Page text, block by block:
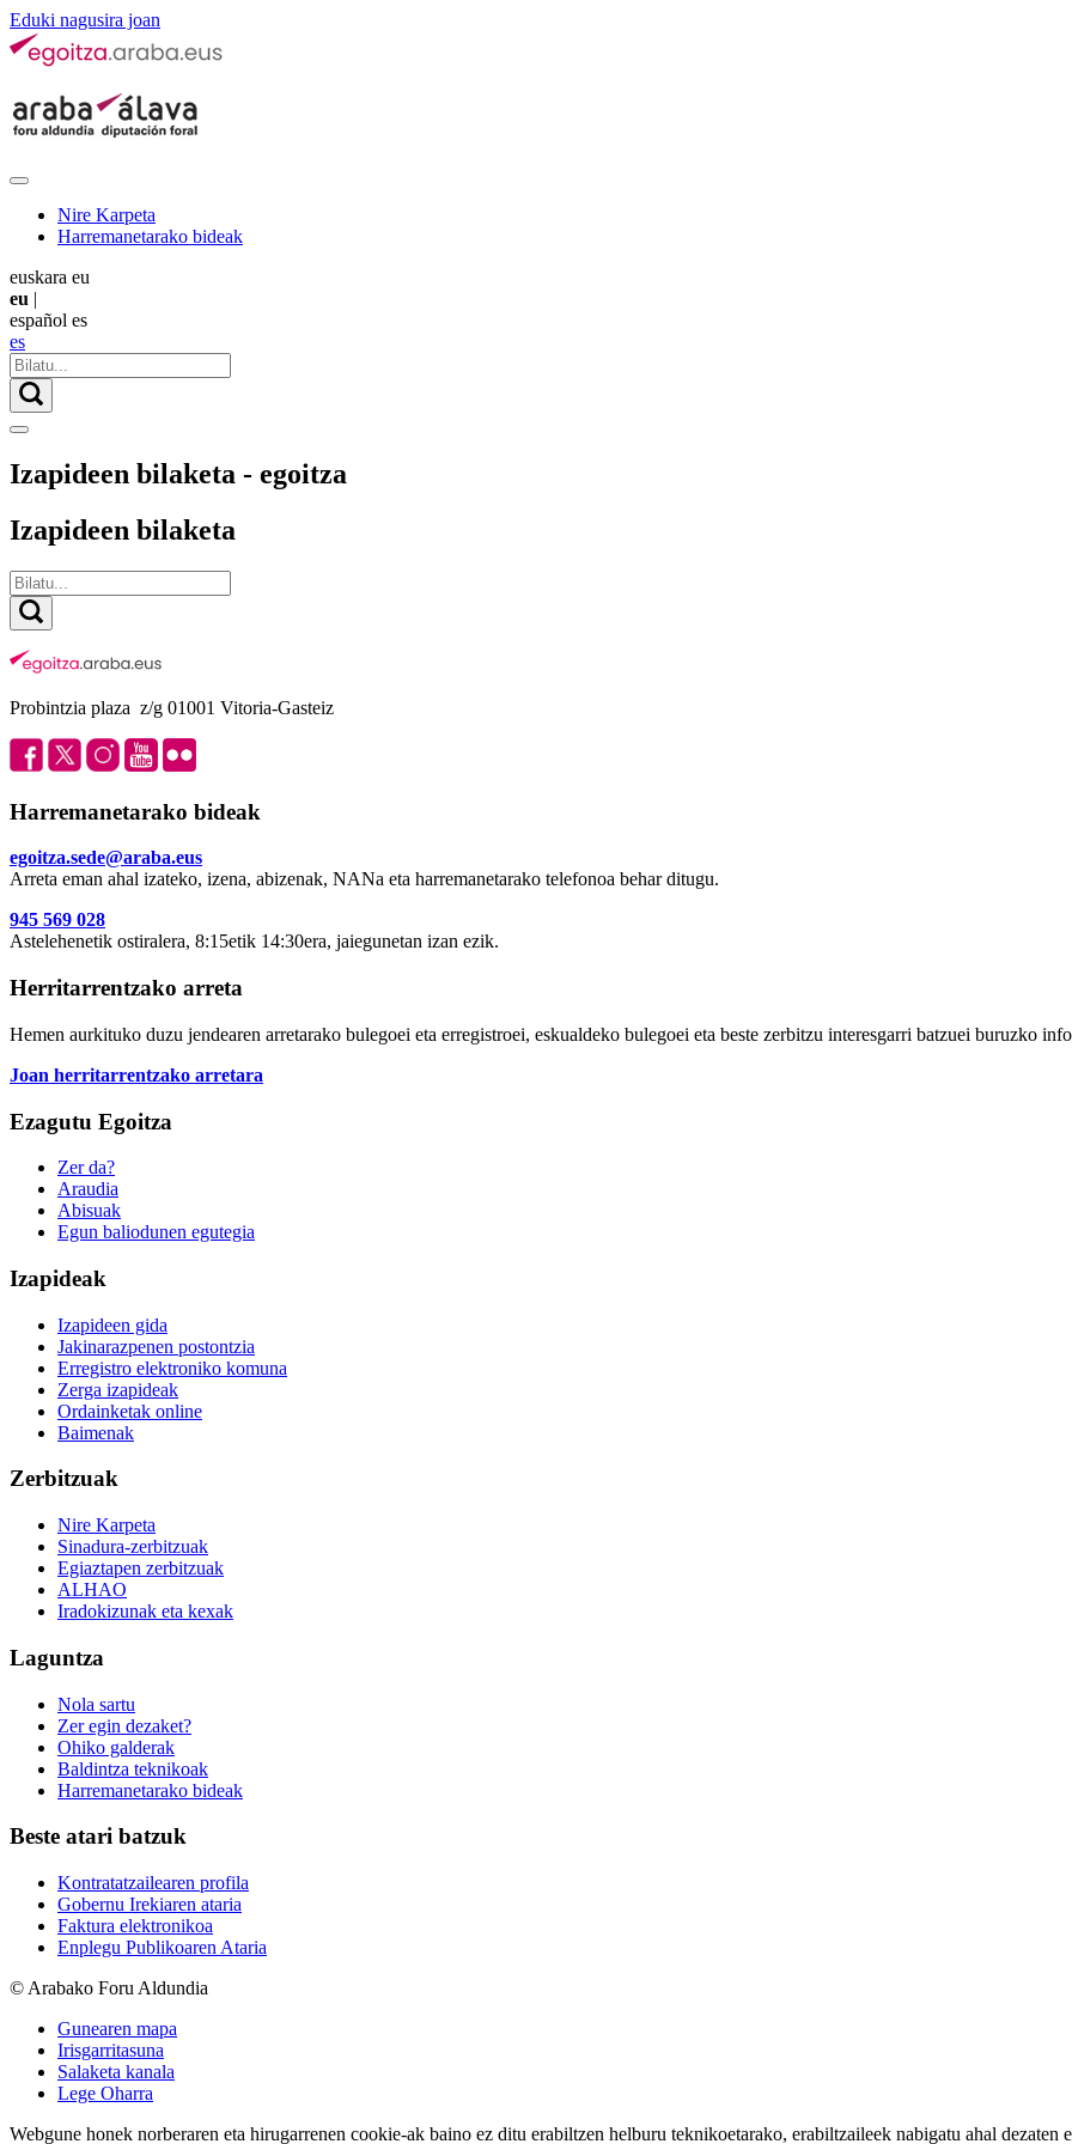
Eduki nagusira joan
Nire Karpeta
Harremanetarako bideak
euskara eu
eu |
español es
es
Izapideen bilaketa - egoitza
Izapideen bilaketa
Probintzia plaza z/g 01001 Vitoria-Gasteiz
Harremanetarako bideak
egoitza.sede@araba.eus
Arreta eman ahal izateko, izena, abizenak, NANa eta harremanetarako telefonoa behar ditugu.
945 569 028
Astelehenetik ostiralera, 8:15etik 14:30era, jaiegunetan izan ezik.
Herritarrentzako arreta
Hemen aurkituko duzu jendearen arretarako bulegoei eta erregistroei, eskualdeko bulegoei eta beste zerbitzu interesgarri batzuei buruzko
Joan herritarrentzako arretara
Ezagutu Egoitza
Zer da?
Araudia
Abisuak
Egun baliodunen egutegia
Izapideak
Izapideen gida
Jakinarazpenen postontzia
Erregistro elektroniko komuna
Zerga izapideak
Ordainketak online
Baimenak
Zerbitzuak
Nire Karpeta
Sinadura-zerbitzuak
Egiaztapen zerbitzuak
ALHAO
Iradokizunak eta kexak
Laguntza
Nola sartu
Zer egin dezaket?
Ohiko galderak
Baldintza teknikoak
Harremanetarako bideak
Beste atari batzuk
Kontratatzailearen profila
Gobernu Irekiaren ataria
Faktura elektronikoa
Enplegu Publikoaren Ataria
© Arabako Foru Aldundia
Gunearen mapa
Irisgarritasuna
Salaketa kanala
Lege Oharra
Webgune honek norberaren eta hirugarrenen cookie-ak baino ez ditu erabiltzen helburu teknikoetarako, erabiltzaileek nabigatu ahal dezaten